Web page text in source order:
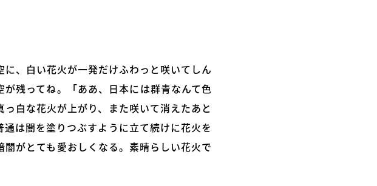
、白い花火が一発だけふわっと咲いてしん
残ってね。「ああ、日本には群青なんて色
白な花火が上がり、また咲いて消えたあと
は闇を塗りつぶすように立て続けに花火を
がとても愛おしくなる。素晴らしい花火で